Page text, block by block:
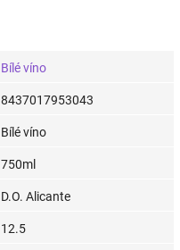
Bílé víno
8437017953043
Bílé víno
750ml
D.O. Alicante
12.5